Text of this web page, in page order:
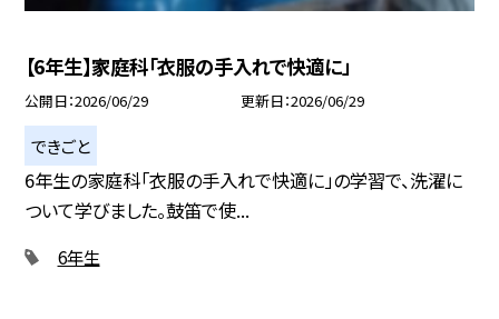
【6年生】家庭科「衣服の手入れで快適に」
公開日 2026/06/29 更新日 2026/06/29
できごと
6年生の家庭科「衣服の手入れで快適に」の学習で、洗濯に
ついて学びました。鼓笛で使...
6年生